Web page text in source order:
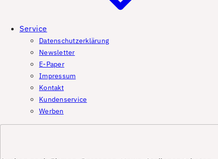
Service
Datenschutzerklärung
Newsletter
E-Paper
Impressum
Kontakt
Kundenservice
Werben